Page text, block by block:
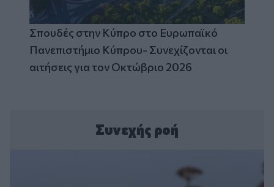
Σπουδές στην Κύπρο στο Ευρωπαϊκό
Πανεπιστήμιο Κύπρου- Συνεχίζονται οι
αιτήσεις για τον Οκτώβριο 2026
Συνεχής ροή